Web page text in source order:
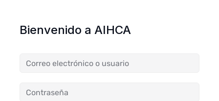
Bienvenido a AIHCA